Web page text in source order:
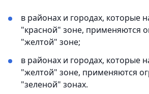
в районах и городах, которые
"красной" зоне, применяются
"желтой" зоне;
в районах и городах, которые
"желтой" зоне, применяются
"зеленой" зонах.